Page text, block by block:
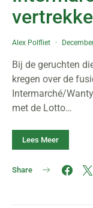
Alex Polfliet
Bij de geruchten
kregen over de
Intermarché/
met de Lotto…
Lees Meer
Share